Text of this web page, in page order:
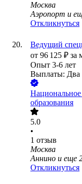
Москва
Аэропорт и
Откликнуться
Ведущий
от 96 125 ₽ за
Опыт 3-6 лет
Выплаты: Два
Национальное
образования
5.0
•
1 отзыв
Москва
Аннино и еще
Откликнуться